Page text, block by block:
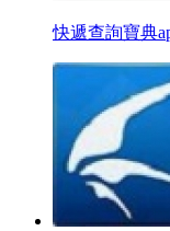
快遞查詢寶典